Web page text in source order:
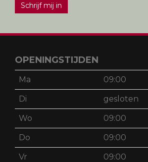
Schrijf mij in
OPENINGSTIJDEN
Ma 09:00
Di gesloten
Wo 09:00
Do 09:00
Vr 09:00